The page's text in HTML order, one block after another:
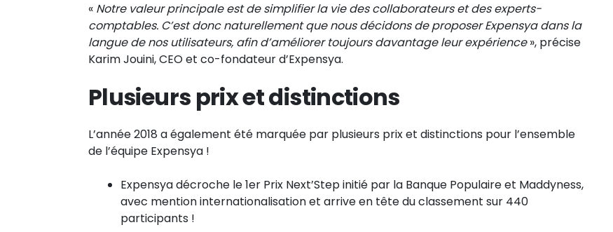
« Notre valeur principale est de simplifier la vie des collaborateurs et des experts-
comptables. C’est donc naturellement que nous décidons de proposer Expensya dans la
langue de nos utilisateurs, afin d’améliorer toujours davantage leur expérience», précise
Karim Jouini, CEO et co-fondateur d’Expensya.
Plusieurs prix et distinctions
L’année 2018 a également été marquée par plusieurs prix et distinctions pour l’ensemble
de l’équipe Expensya !
Expensya décroche le 1er Prix Next’Step initié par la Banque Populaire et Maddyness,
avec mention internationalisation et arrive en tête du classement sur 440
participants !